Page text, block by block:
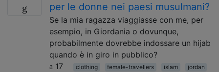
per le donne nei paesi musulmani?
Se la mia ragazza viaggiasse con me, per
esempio, in Giordania o dovunque,
probabilmente dovrebbe indossare un hijab
quando è in giro in pubblico?
17
clothing female-travellers islam
jordan